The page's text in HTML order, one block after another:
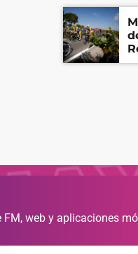
web y aplicaciones